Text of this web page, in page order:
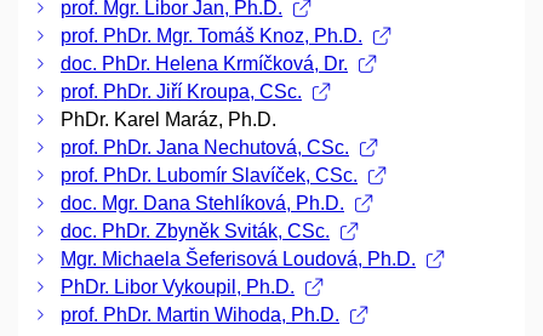
prof. Mgr. Libor Jan, Ph.D.
prof. PhDr. Mgr. Tomáš Knoz, Ph.D.
doc. PhDr. Helena Krmíčková, Dr.
prof. PhDr. Jiří Kroupa, CSc.
PhDr. Karel Maráz, Ph.D.
prof. PhDr. Jana Nechutová, CSc.
prof. PhDr. Lubomír Slavíček, CSc.
doc. Mgr. Dana Stehlíková, Ph.D.
doc. PhDr. Zbyněk Sviták, CSc.
Mgr. Michaela Šeferisová Loudová, Ph.D.
PhDr. Libor Vykoupil, Ph.D.
prof. PhDr. Martin Wihoda, Ph.D.